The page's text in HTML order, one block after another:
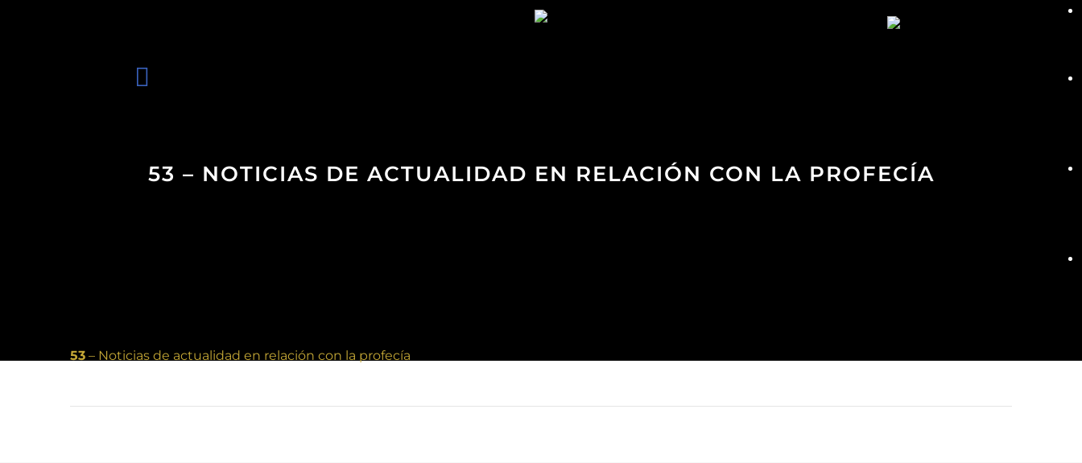
53 – NOTICIAS DE ACTUALIDAD EN RELACIÓN CON LA PROFECÍA
53 – Noticias de actualidad en relación con la profecía